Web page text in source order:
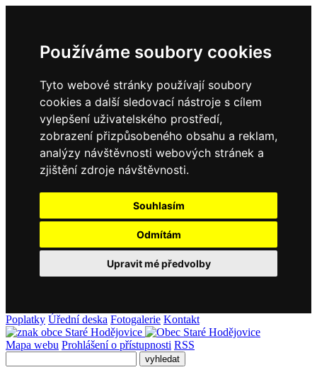
Používáme soubory cookies
Tyto webové stránky používají soubory
cookies a další sledovací nástroje s cílem
vylepšení uživatelského prostředí,
zobrazení přizpůsobeného obsahu a reklam,
analýzy návštěvnosti webových stránek a
zjištění zdroje návštěvnosti.
Souhlasím
Odmítám
Upravit mé předvolby
Poplatky Úřední deska Fotogalerie Kontakt
Mapa webu Prohlášení o přístupnosti RSS